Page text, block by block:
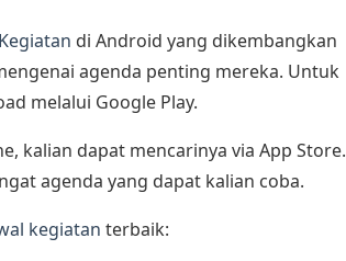
di Android yang dikembangkan
agenda penting mereka. Untuk
melalui Google Play.
kalian dapat mencarinya via App Store.
agenda yang dapat kalian coba.
kegiatan terbaik: